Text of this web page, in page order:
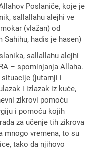
Poslaniče, koje je
sallallahu alejhi ve
(vlažan) od
Sahihu, hadis je hasen)
sallallahu alejhi
– spominjanja Allaha.
situacije (jutarnji i
i izlazak iz kuće,
zikrovi pomoću
i pomoću kojih
za učenje tih zikrova
mnogo vremena, to su
tako da njihovo